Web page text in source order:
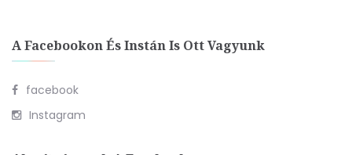
A Facebookon És Instán Is Ott Vagyunk
facebook
Instagram